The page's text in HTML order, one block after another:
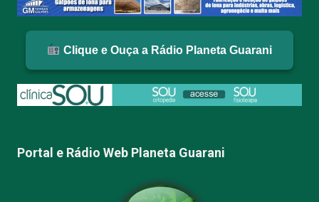
Clique e Ouça a Rádio Planeta Guarani
Portal e Rádio Web Planeta Guarani